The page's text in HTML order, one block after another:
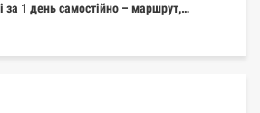
за 1 день самостійно – маршрут,…